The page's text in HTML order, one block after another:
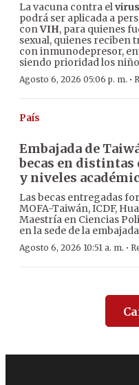
La vacuna contra el
podrá ser aplicada a
conVIH, para quienes
sexual, quienes reciben
con inmunodepresor,
siendo prioridad los
Agosto 6, 2026 05:06 p. m. ·
País
Embajada de
becas en
y niveles
Las becas entregadas
MOFA-Taiwán, ICDF,
Maestría en Ciencias
en la sede de la
Agosto 6, 2026 10:51 a. m. ·